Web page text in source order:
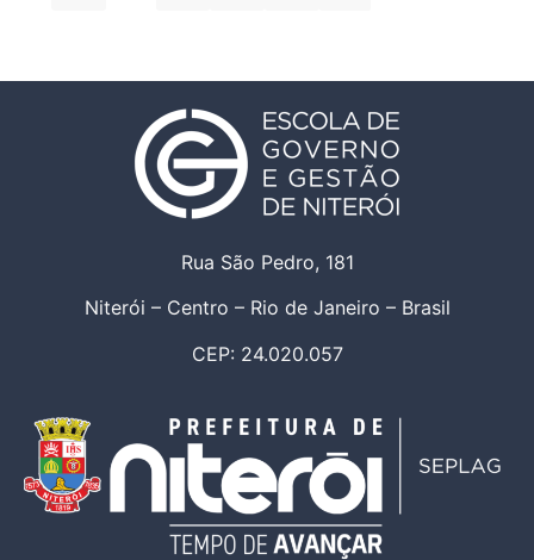
Rua São Pedro, 181
Niterói – Centro – Rio de Janeiro – Brasil
CEP: 24.020.057